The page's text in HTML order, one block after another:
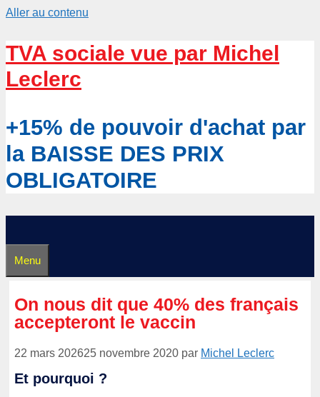
Aller au contenu
TVA sociale vue par Michel
Leclerc
+15% de pouvoir d'achat par
la BAISSE DES PRIX
OBLIGATOIRE
Menu
On nous dit que 40% des français
accepteront le vaccin
22 mars 202625 novembre 2020 par Michel Leclerc
Et pourquoi ?